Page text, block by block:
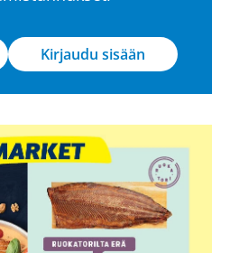
Kirjaudu sisään